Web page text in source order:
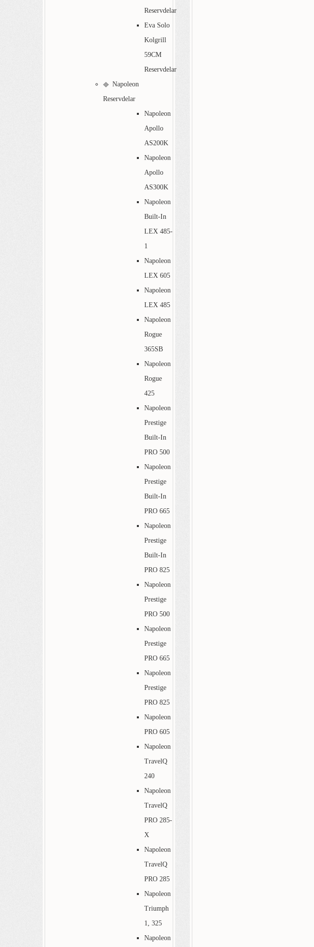
Reservdelar
Eva Solo
Kolgrill
59CM
Reservdelar
Napoleon
Reservdelar
Napoleon
Apollo
AS200K
Napoleon
Apollo
AS300K
Napoleon
Built-In
LEX 485-
1
Napoleon
LEX 605
Napoleon
LEX 485
Napoleon
Rogue
365SB
Napoleon
Rogue
425
Napoleon
Prestige
Built-In
PRO 500
Napoleon
Prestige
Built-In
PRO 665
Napoleon
Prestige
Built-In
PRO 825
Napoleon
Prestige
PRO 500
Napoleon
Prestige
PRO 665
Napoleon
Prestige
PRO 825
Napoleon
PRO 605
Napoleon
TravelQ
240
Napoleon
TravelQ
PRO 285-
X
Napoleon
TravelQ
PRO 285
Napoleon
Triumph
1, 325
Napoleon